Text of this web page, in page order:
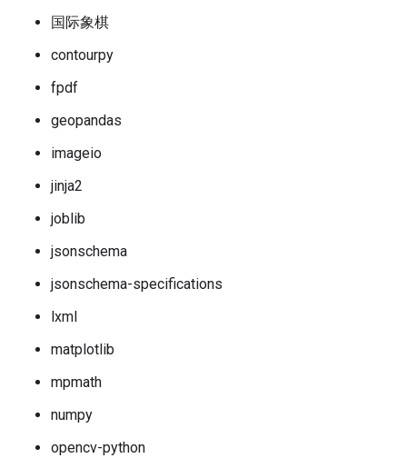
国际象棋
contourpy
fpdf
geopandas
imageio
jinja2
joblib
jsonschema
jsonschema-specifications
lxml
matplotlib
mpmath
numpy
opencv-python